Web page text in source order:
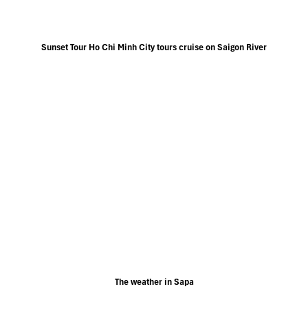
Sunset Tour Ho Chi Minh City tours cruise on Saigon River
The weather in Sapa